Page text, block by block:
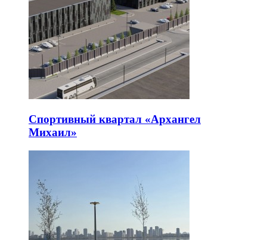
Спортивный квартал «Архангел
Михаил»